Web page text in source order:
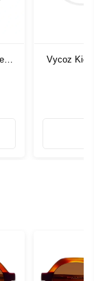
Vycoz Kids